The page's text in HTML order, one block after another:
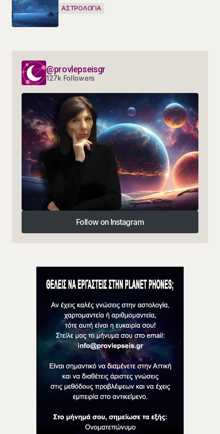
ΑΣΤΡΟΛΟΓΙΑ
@provlepseisgr
127k Followers
Follow on Instagram
Follow on Instagram